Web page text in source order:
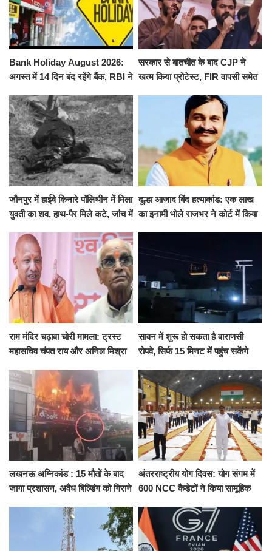
Bank Holiday August 2026:
अगस्त में 14 दिन बंद रहेंगे बैंक, RBI ने
सरकार से बातचीत के बाद CJP ने
खत्म किया प्रोटेस्ट, FIR वापसी समेत
जौनपुर में हाईवे किनारे पॉलिथीन में मिला
युवती का शव, हाथ-पैर मिले कटे, जांच में
दूल्हा आजाद बिंद हत्याकांड: एक लाख
का इनामी भोले राजभर ने कोर्ट में किया
राम मंदिर चढ़ावा चोरी मामला: ट्रस्ट
महासचिव चंपत राय और अनिल मिश्रा
को नहीं...
सावन में शुरू हो सकता है वाराणसी
रोपवे, सिर्फ 15 मिनट में पहुंच सकेंगे
किराया
लखनऊ अग्निकांड : 15 मौतों के बाद
जागा प्रशासन, अवैध बिल्डिंग को गिराने
अंतरराष्ट्रीय योग दिवस: योग संगम में
600 NCC कैडेटों ने किया सामूहिक
संकल्प